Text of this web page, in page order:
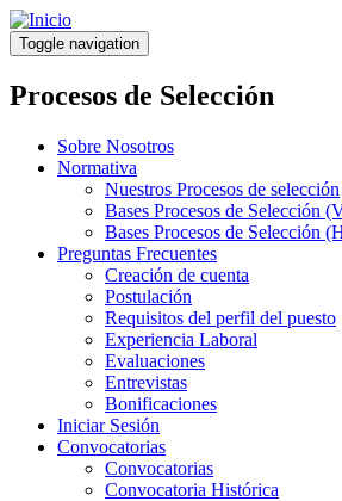
Pasar
al
contenido
principal
Toggle navigation
Procesos de Selección
Sobre Nosotros
Normativa
Nuestros Procesos de selección
Bases Procesos de Selección
Bases Procesos de Selección
Preguntas Frecuentes
Creación de cuenta
Postulación
Requisitos del perfil del puesto
Experiencia Laboral
Evaluaciones
Entrevistas
Bonificaciones
Iniciar Sesión
Convocatorias
Convocatorias
Convocatoria Histórica